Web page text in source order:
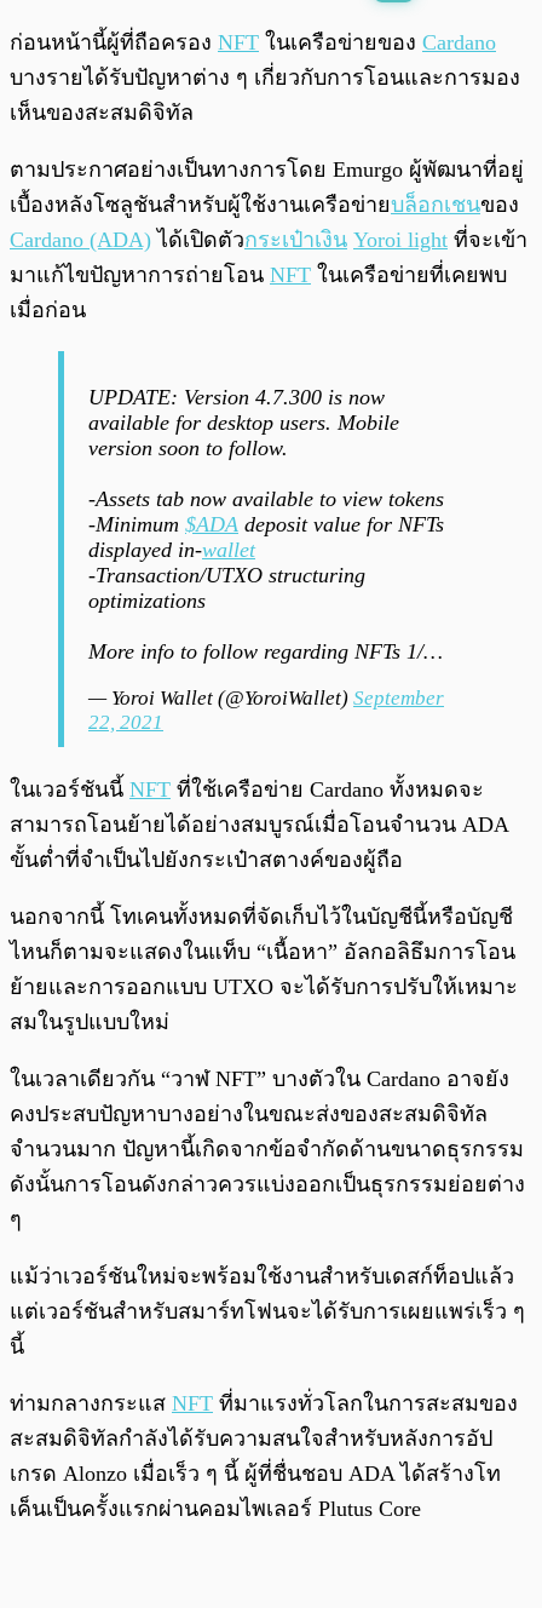
พร้อมเล่น
ก่อนหน้านี้ผู้ที่ถือครอง NFT ในเครือข่ายของ Cardano
บางรายได้รับปัญหาต่าง ๆ เกี่ยวกับการโอนและการมอง
เห็นของสะสมดิจิทัล
ตามประกาศอย่างเป็นทางการโดย Emurgo ผู้พัฒนาที่อยู่
เบื้องหลังโซลูชันสำหรับผู้ใช้งานเครือข่ายบล็อกเชนของ
Cardano (ADA) ได้เปิดตัวกระเป๋าเงิน Yoroi light ที่จะเข้า
มาแก้ไขปัญหาการถ่ายโอน NFT ในเครือข่ายที่เคยพบ
เมื่อก่อน
UPDATE: Version 4.7.300 is now
available for desktop users. Mobile
version soon to follow.
-Assets tab now available to view tokens
-Minimum $ADA deposit value for NFTs
displayed in-wallet
-Transaction/UTXO structuring
optimizations
More info to follow regarding NFTs 1/…
— Yoroi Wallet (@YoroiWallet) September
22, 2021
ในเวอร์ชันนี้ NFT ที่ใช้เครือข่าย Cardano ทั้งหมดจะ
สามารถโอนย้ายได้อย่างสมบูรณ์เมื่อโอนจำนวน ADA
ขั้นต่ำที่จำเป็นไปยังกระเป๋าสตางค์ของผู้ถือ
นอกจากนี้ โทเคนทั้งหมดที่จัดเก็บไว้ในบัญชีนี้หรือบัญชี
ไหนก็ตามจะแสดงในแท็บ “เนื้อหา” อัลกอลิธึมการโอน
ย้ายและการออกแบบ UTXO จะได้รับการปรับให้เหมาะ
สมในรูปแบบใหม่
ในเวลาเดียวกัน “วาฬ NFT” บางตัวใน Cardano อาจยัง
คงประสบปัญหาบางอย่างในขณะส่งของสะสมดิจิทัล
จำนวนมาก ปัญหานี้เกิดจากข้อจำกัดด้านขนาดธุรกรรม
ดังนั้นการโอนดังกล่าวควรแบ่งออกเป็นธุรกรรมย่อยต่าง
ๆ
แม้ว่าเวอร์ชันใหม่จะพร้อมใช้งานสำหรับเดสก์ท็อปแล้ว
แต่เวอร์ชันสำหรับสมาร์ทโฟนจะได้รับการเผยแพร่เร็ว ๆ
นี้
ท่ามกลางกระแส NFT ที่มาแรงทั่วโลกในการสะสมของ
สะสมดิจิทัลกำลังได้รับความสนใจสำหรับหลังการอัป
เกรด Alonzo เมื่อเร็ว ๆ นี้ ผู้ที่ชื่นชอบ ADA ได้สร้างโท
เค็นเป็นครั้งแรกผ่านคอมไพเลอร์ Plutus Core